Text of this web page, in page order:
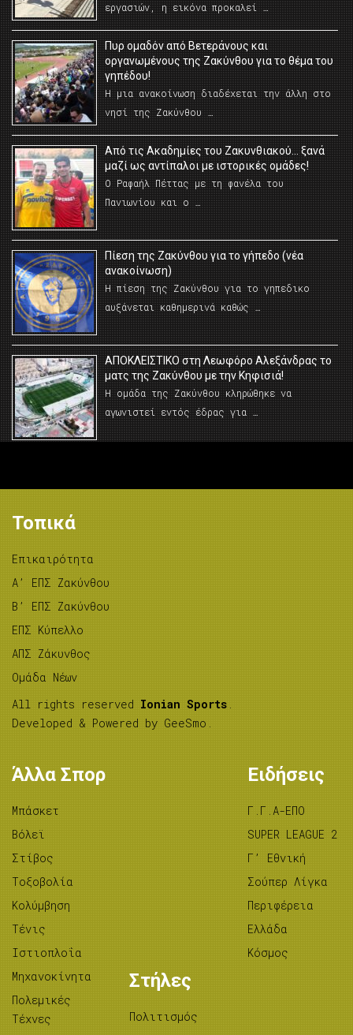
εργασιών, η εικόνα προκαλεί …
Πυρ ομαδόν από Βετεράνους και
οργανωμένους της Ζακύνθου για το θέμα του
γηπέδου!
Η μια ανακοίνωση διαδέχεται την άλλη στο
νησί της Ζακύνθου …
Από τις Ακαδημίες του Ζακυνθιακού… ξανά
μαζί ως αντίπαλοι με ιστορικές ομάδες!
Ο Ραφαήλ Πέττας με τη φανέλα του
Πανιωνίου και ο …
Πίεση της Ζακύνθου για το γήπεδο (νέα
ανακοίνωση)
Η πίεση της Ζακύνθου για το γηπεδικο
αυξάνεται καθημερινά καθώς …
AΠΟΚΛΕΙΣΤΙΚΟ στη Λεωφόρο Αλεξάνδρας το
ματς της Ζακύνθου με την Κηφισιά!
Η ομάδα της Ζακύνθου κληρώθηκε να
αγωνιστεί εντός έδρας για …
Τοπικά
Επικαιρότητα
A’ ΕΠΣ Ζακύνθου
B’ ΕΠΣ Ζακύνθου
ΕΠΣ Κύπελλο
ΑΠΣ Ζάκυνθος
Ομάδα Νέων
All rights reserved Ionian Sports .
Developed & Powered by GeeSmo .
Άλλα Σπορ
Μπάσκετ
Βόλεϊ
Στίβος
Tοξοβολία
Κολύμβηση
Τένις
Ιστιοπλοΐα
Μηχανοκίνητα
Πολεμικές
Τέχνες
Ειδήσεις
Γ.Γ.Α-ΕΠΟ
SUPER LEAGUE 2
Γ’ Εθνική
Σούπερ Λίγκα
Περιφέρεια
Ελλάδα
Κόσμος
Στήλες
Πολιτισμός